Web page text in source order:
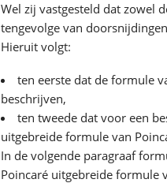
Wel zij vastgesteld dat zowel
tengevolge van
Hieruit volgt:
ten eerste dat de formule
beschrijven,
ten tweede dat voor een
uitgebreide formule van
In de volgende paragraaf
Poincaré uitgebreide formule